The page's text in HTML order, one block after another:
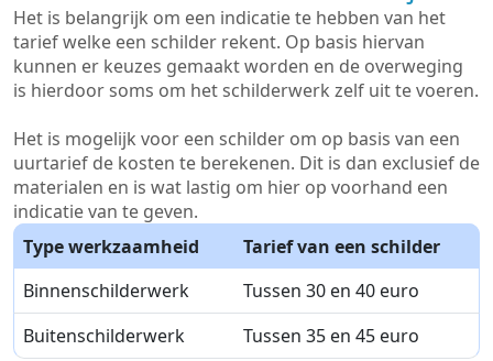
Het is belangrijk om een indicatie te hebben van het
tarief welke een schilder rekent. Op basis hiervan
kunnen er keuzes gemaakt worden en de overweging
is hierdoor soms om het schilderwerk zelf uit te voeren.
Het is mogelijk voor een schilder om op basis van een
uurtarief de kosten te berekenen. Dit is dan exclusief de
materialen en is wat lastig om hier op voorhand een
indicatie van te geven.
Type werkzaamheid
Tarief van een schilder
Binnenschilderwerk
Tussen 30 en 40 euro
Buitenschilderwerk
Tussen 35 en 45 euro